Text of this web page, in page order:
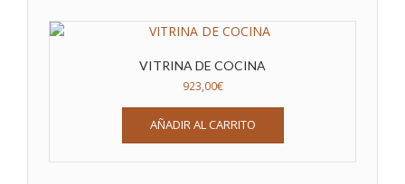
VITRINA DE COCINA
923,00€
AÑADIR AL CARRITO